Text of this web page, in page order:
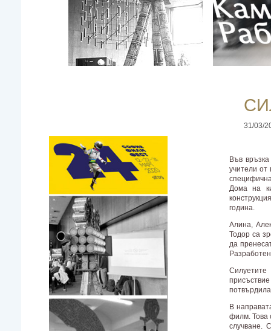
31/03/
Във
учители от
Дома на
година.
Алина,
Тодор са
да
В
филм. Това
случване.